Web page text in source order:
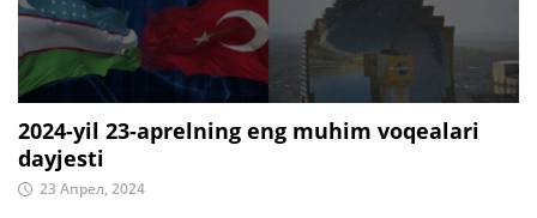
2024-yil 23-aprelning eng muhim voqealari
dayjesti
23 Апрел, 2024